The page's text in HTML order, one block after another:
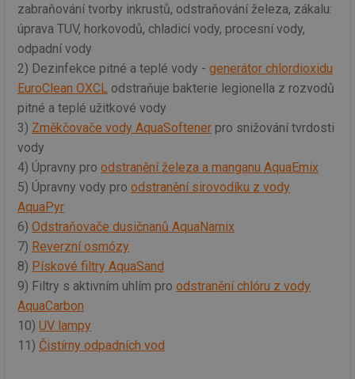
zabraňování tvorby inkrustů, odstraňování železa, zákalu:
úprava TUV, horkovodů, chladicí vody, procesní vody,
odpadní vody
2) Dezinfekce pitné a teplé vody - generátor chlordioxidu
EuroClean OXCL odstraňuje bakterie legionella z rozvodů
pitné a teplé užitkové vody
3) Změkčovače vody AquaSoftener pro snižování tvrdosti
vody
4) Úpravny pro odstranění železa a manganu AquaEmix
5) Úpravny vody pro odstranění sirovodíku z vody
AquaPyr
6) Odstraňovače dusičnanů AquaNamix
7) Reverzní osmózy
8) Pískové filtry AquaSand
9) Filtry s aktivním uhlím pro odstranění chlóru z vody
AquaCarbon
10) UV lampy
11) Čistírny odpadních vod